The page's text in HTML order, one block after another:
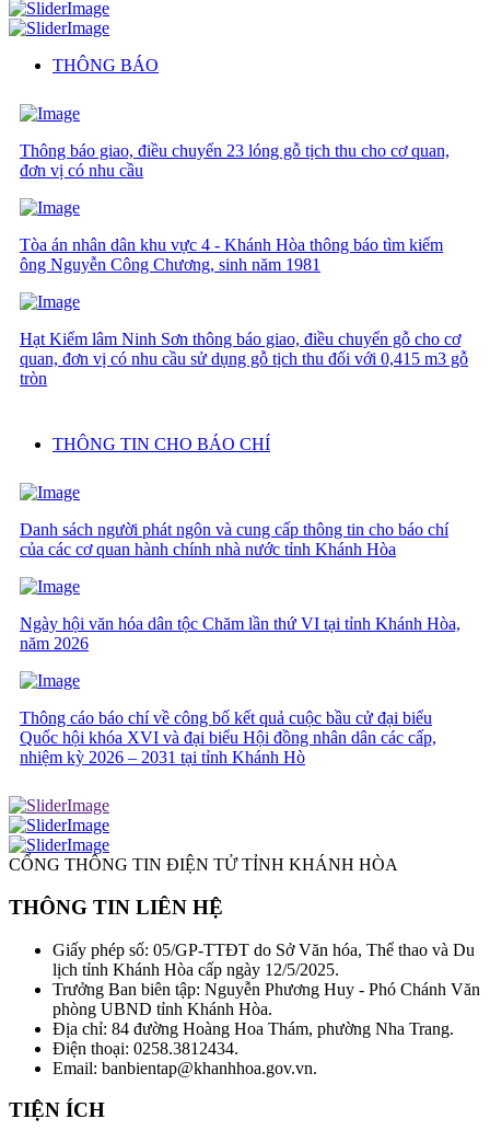
THÔNG BÁO
Thông báo giao, điều chuyển 23 lóng gỗ tịch thu cho cơ quan,
đơn vị có nhu cầu
Tòa án nhân dân khu vực 4 - Khánh Hòa thông báo tìm kiếm
ông Nguyễn Công Chương, sinh năm 1981
Hạt Kiểm lâm Ninh Sơn thông báo giao, điều chuyển gỗ cho cơ
quan, đơn vị có nhu cầu sử dụng gỗ tịch thu đối với 0,415 m3 gỗ
tròn
THÔNG TIN CHO BÁO CHÍ
Danh sách người phát ngôn và cung cấp thông tin cho báo chí
của các cơ quan hành chính nhà nước tỉnh Khánh Hòa
Ngày hội văn hóa dân tộc Chăm lần thứ VI tại tỉnh Khánh Hòa,
năm 2026
Thông cáo báo chí về công bố kết quả cuộc bầu cử đại biểu
Quốc hội khóa XVI và đại biểu Hội đồng nhân dân các cấp,
nhiệm kỳ 2026 – 2031 tại tỉnh Khánh Hò
CỔNG THÔNG TIN ĐIỆN TỬ TỈNH KHÁNH HÒA
THÔNG TIN LIÊN HỆ
Giấy phép số: 05/GP-TTĐT do Sở Văn hóa, Thể thao và Du
lịch tỉnh Khánh Hòa cấp ngày 12/5/2025.
Trưởng Ban biên tập: Nguyễn Phương Huy - Phó Chánh Văn
phòng UBND tỉnh Khánh Hòa.
Địa chỉ: 84 đường Hoàng Hoa Thám, phường Nha Trang.
Điện thoại: 0258.3812434.
Email: banbientap@khanhhoa.gov.vn.
TIỆN ÍCH